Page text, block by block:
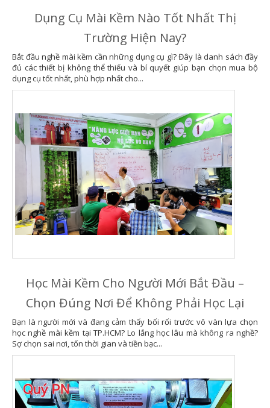
Dụng Cụ Mài Kềm Nào Tốt Nhất Thị
Trường Hiện Nay?
Bắt đầu nghề mài kềm cần những dụng cụ gì? Đây là danh sách đầy
đủ các thiết bị không thể thiếu và bí quyết giúp bạn chọn mua bộ
dụng cụ tốt nhất, phù hợp nhất cho...
Học Mài Kềm Cho Người Mới Bắt Đầu –
Chọn Đúng Nơi Để Không Phải Học Lại
Bạn là người mới và đang cảm thấy bối rối trước vô vàn lựa chọn
học nghề mài kềm tại TP.HCM? Lo lắng học lâu mà không ra nghề?
Sợ chọn sai nơi, tốn thời gian và tiền bạc...